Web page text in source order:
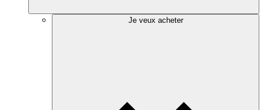
Je veux acheter